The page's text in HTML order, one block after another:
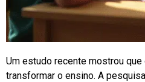
Um estudo recente mostrou que
transformar o ensino. A